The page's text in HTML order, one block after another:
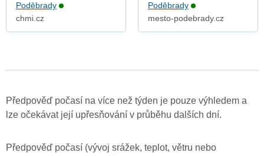
Poděbrady
chmi.cz
Poděbrady
mesto-podebrady.cz
Předpověď počasí na více než týden je pouze výhledem a
lze očekávat její upřesňování v průběhu dalších dní.
Předpověď počasí (vývoj srážek, teplot, větru nebo